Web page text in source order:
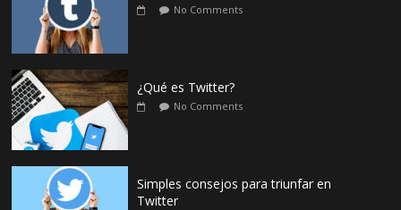
No Comments
¿Qué es Twitter?
No Comments
Simples consejos para triunfar en
Twitter